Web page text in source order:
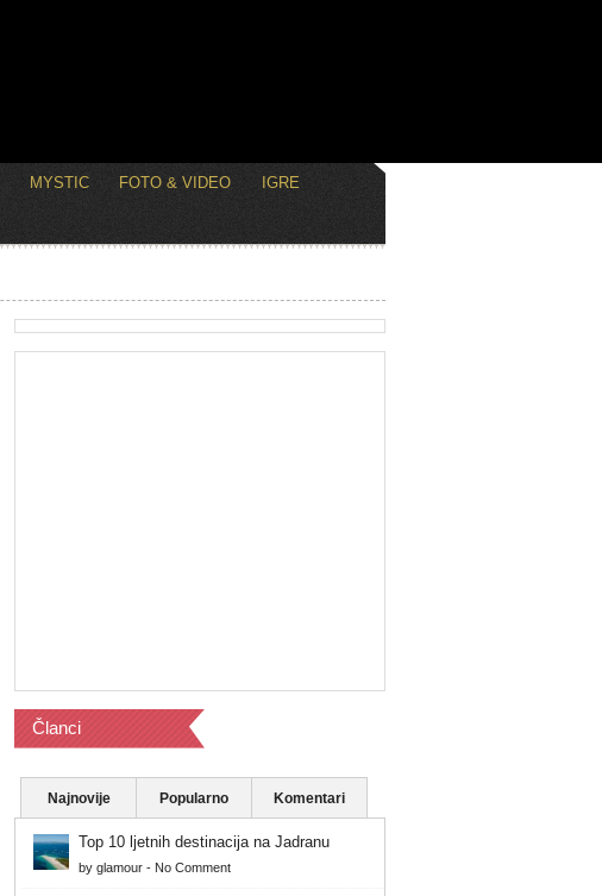
MYSTIC FOTO & VIDEO IGRE
Članci
Najnovije Popularno Komentari
Top 10 ljetnih destinacija na Jadranu
by glamour - No Comment